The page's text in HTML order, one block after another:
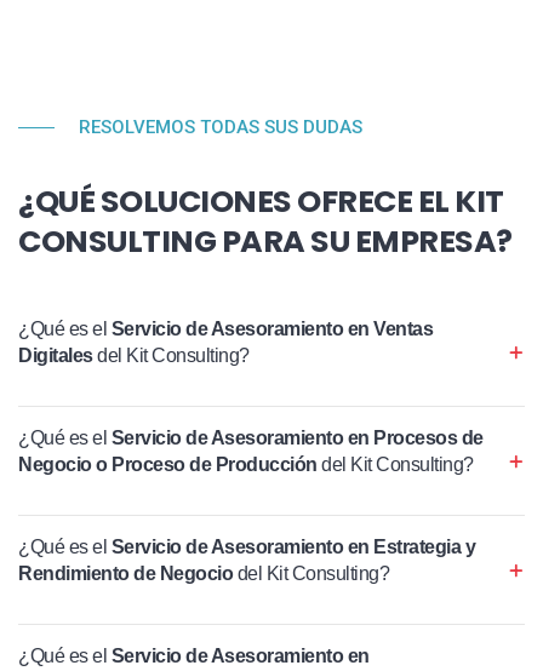
RESOLVEMOS TODAS SUS DUDAS
¿QUÉ SOLUCIONES OFRECE EL KIT
CONSULTING PARA SU EMPRESA?
¿Qué es el Servicio de Asesoramiento en Ventas
Digitalesdel Kit Consulting?
¿Qué es el Servicio de Asesoramiento en Procesos de
Negocio o Proceso de Producción del Kit Consulting?
¿Qué es el Servicio de Asesoramiento en Estrategia y
Rendimiento de Negociodel Kit Consulting?
¿Qué es el Servicio de Asesoramiento en